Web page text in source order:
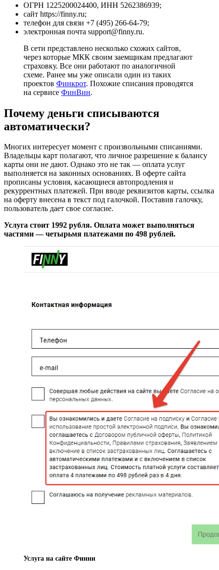
ОГРН 1225200024400, ИНН 5262386939;
сайт https://finny.ru;
телефон для связи +7 (495) 266-64-79;
электронная почта support@finny.ru.
В сети представлено несколько схожих сайтов,
через которые МКК своим заемщикам предлагают
страховку. Все они работают по аналогичной
схеме. Ранее мы уже описали один из таких
проектов Финкрот. Похожие списания проводятся
на сервисе ФинВин.
Почему деньги списываются
автоматически?
Многих интересует момент с произвольными списаниями.
Владельцы карт полагают, что личное разрешение к балансу
карты они не дают. Однако это не так — оплата услуг
выполняется на законных основаниях. В оферте сайта
прописаны условия, касающиеся автопродления и
рекуррентных платежей. При вводе реквизитов карты, ссылка
на оферту внесена в текст под галочкой. Поставив галочку,
пользователь дает свое согласие.
Услуга стоит 1992 рубля. Оплата может выполняться
частями — четырьмя платежами по 498 рублей.
Услуга на сайте Финни